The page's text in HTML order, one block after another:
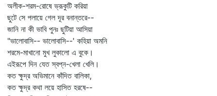
অলীক-শরম-রোষে ভ্রূকুটি করিয়া
ছুটে সে পলায়ে গেল দূর বনান্তরে--
জানি না কী ভাবি পুনঃ ছুটিয়া আসিয়া
"ভালোবাসি-- ভালোবাসি--' কহিয়া অমনি
শরমে-মাখানো মুখ লুকালো এ বুকে।
এইরূপে দিন যেত স্বপ্ন-খেলা খেলি।
কত ক্ষুদ্র অভিমানে কাঁদিত বালিকা,
কত ক্ষুদ্র কথা লয়ে হাসিত হরষে--